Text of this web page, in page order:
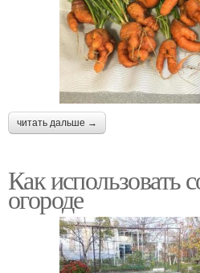
читать дальше →
Как использовать
огороде